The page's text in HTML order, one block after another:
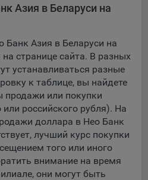
персонализированной
файлы cookie, например,
либо входе в систему, или
комментария. Данные файлы
использования его
не могут быть отключены в
может настроить
такие файлы сookie или
их использовании — но в таком
сайта могут не работать).
Азия в Беларуси на
Банк Азия в Беларуси на
странице сайта. В разных
устанавливаться разные
к таблице, вы найдете
или покупки
российского рубля). На
доллара в Нео Банк
лучший курс покупки
того или иного
внимание на время
они могут быть